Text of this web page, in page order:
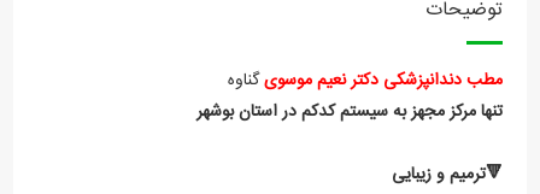
توضیحات
مطب دندانپزشکی دکتر نعیم موسویگناوه
تنها مرکز مجهز به سیستم کدکم در استان بوشهر
🔻ترمیم و زیبایی